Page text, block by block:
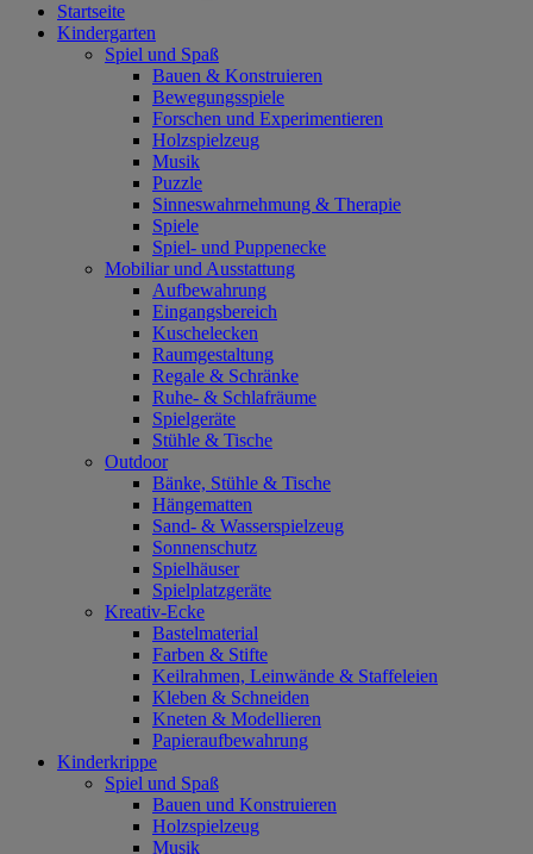
Startseite
Kindergarten
Spiel und Spaß
Bauen & Konstruieren
Bewegungsspiele
Forschen und Experimentieren
Holzspielzeug
Musik
Puzzle
Sinneswahrnehmung & Therapie
Spiele
Spiel- und Puppenecke
Mobiliar und Ausstattung
Aufbewahrung
Eingangsbereich
Kuschelecken
Raumgestaltung
Regale & Schränke
Ruhe- & Schlafräume
Spielgeräte
Stühle & Tische
Outdoor
Bänke, Stühle & Tische
Hängematten
Sand- & Wasserspielzeug
Sonnenschutz
Spielhäuser
Spielplatzgeräte
Kreativ-Ecke
Bastelmaterial
Farben & Stifte
Keilrahmen, Leinwände & Staffeleien
Kleben & Schneiden
Kneten & Modellieren
Papieraufbewahrung
Kinderkrippe
Spiel und Spaß
Bauen und Konstruieren
Holzspielzeug
Musik